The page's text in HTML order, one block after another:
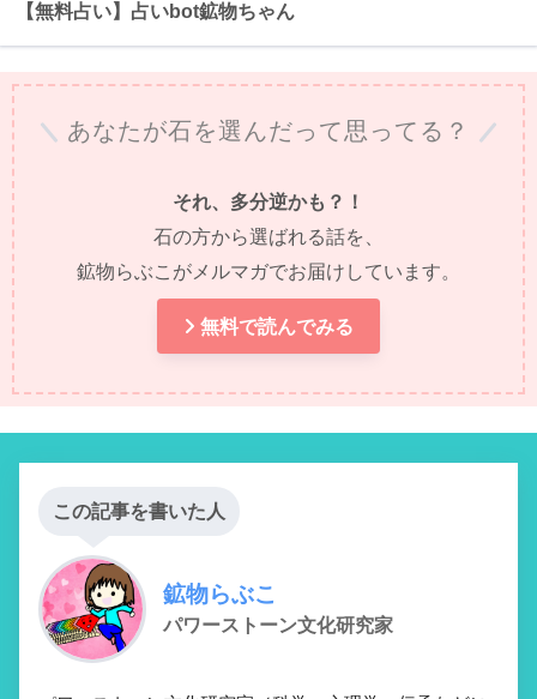
【無料占い】占いbot鉱物ちゃん
あなたが石を選んだって思ってる？
それ、多分逆かも？！
石の方から選ばれる話を、
鉱物らぶこがメルマガでお届けしています。
無料で読んでみる
この記事を書いた人
鉱物らぶこ
パワーストーン文化研究家